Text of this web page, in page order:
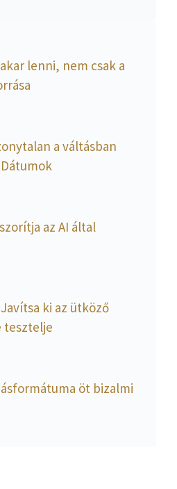
lenni, nem csak a
a váltásban
az AI által
ki az ütköző
tesztelje
öt bizalmi